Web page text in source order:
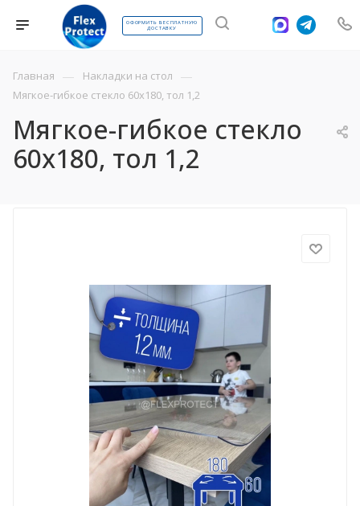
ОФОРМИТЬ БЕСПЛАТНУЮ
ДОСТАВКУ
Главная — Накладки на стол —
Мягкое-гибкое стекло 60х180, тол 1,2
Мягкое-гибкое стекло
60х180, тол 1,2